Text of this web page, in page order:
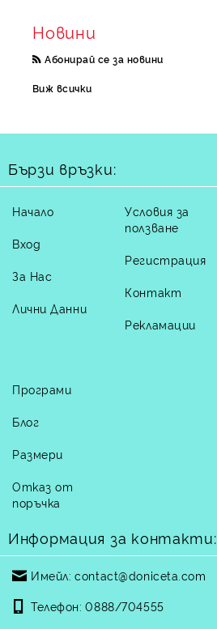
Новини
Абонирай се за новини
Виж всички
Бързи връзки:
Начало
Вход
За Нас
Лични Данни
Условия за
ползване
Регистрация
Контакт
Рекламации
Програми
Блог
Размери
Отказ от
поръчка
Информация за контакти:
Имейл: contact@doniceta.com
Телефон: 0888/704555